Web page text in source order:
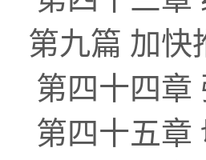
第九篇 加快
第四十四章
第四十五章